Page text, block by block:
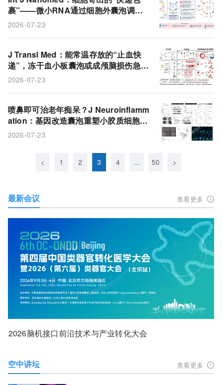
裹”——微小RNA通过细胞外囊泡调控
衰老进程
2026-07-23
J Transl Med：能常温存放的“止血快
递”，冻干血小板囊泡或成颅脑损伤急救
新选项
2026-07-23
喷鼻即可治老年痴呆？J Neuroinflamm
ation：基因改造囊泡重塑小胶质细胞代
谢，攻克阿尔茨海默病给药难题
2026-07-23
< 1 2 3 4 ... 50 >
最新会议 查看更多
2026脑机接口前沿技术与产业转化大会
空中讲坛 查看更多